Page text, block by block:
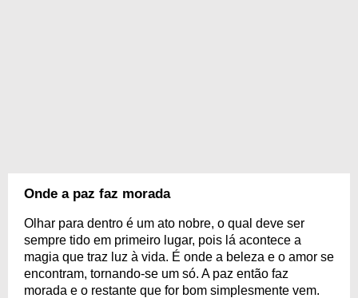
Onde a paz faz morada
Olhar para dentro é um ato nobre, o qual deve ser
sempre tido em primeiro lugar, pois lá acontece a
magia que traz luz à vida. É onde a beleza e o amor se
encontram, tornando-se um só. A paz então faz
morada e o restante que for bom simplesmente vem.